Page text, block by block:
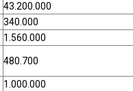
43.200.000
340.000
1.560.000
480.700
1.000.000